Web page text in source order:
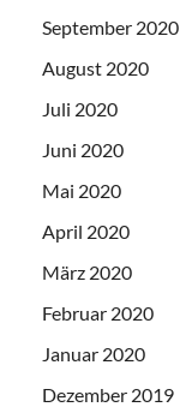
September 2020
August 2020
Juli 2020
Juni 2020
Mai 2020
April 2020
März 2020
Februar 2020
Januar 2020
Dezember 2019